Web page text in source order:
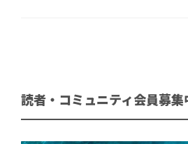
読者・コミュニティ会員募集